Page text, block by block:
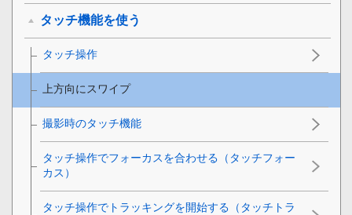
タッチ機能を使う
タッチ操作
上方向にスワイプ
撮影時のタッチ機能
タッチ操作でフォーカスを合わせる（ タッチフォー
カス ）
タッチ操作でトラッキングを開始する（ タッチトラ